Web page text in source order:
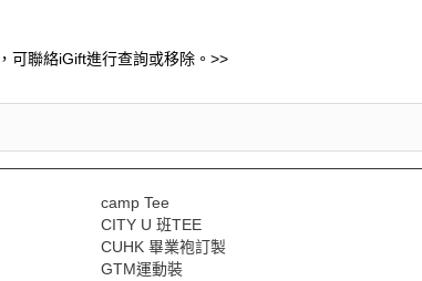
可聯絡iGift進行查詢或移除。>>
camp Tee
CITY U 班TEE
CUHK 畢業袍訂製
GTM運動裝